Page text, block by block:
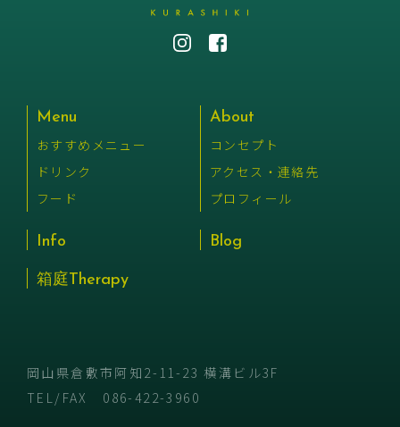
Menu
おすすめメニュー
ドリンク
フード
About
コンセプト
アクセス・連絡先
プロフィール
Info Blog
箱庭Therapy
岡山県倉敷市阿知2-11-23 横溝ビル3F
TEL/FAX 086-422-3960